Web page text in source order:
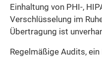
Einhaltung von PHI-,
Verschlüsselung im
Übertragung ist
Regelmäßige Audits,